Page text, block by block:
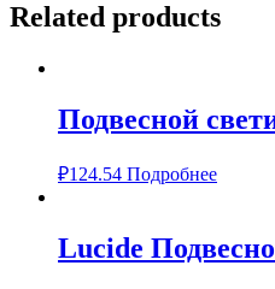
Related products
Подвесной
₽124.54 Подробнее
Lucide